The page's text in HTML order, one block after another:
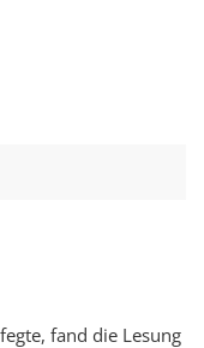
fand die Lesung